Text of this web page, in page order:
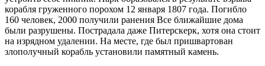
корабля груженного порохом 12 января 1807 года. Погибло
160 человек, 2000 получили ранения Все ближайшие дома
были разрушены. Пострадала даже Питерскерк, хотя она стоит
на изрядном удалении. На месте, где был пришвартован
злополучный корабль установили памятный камень.